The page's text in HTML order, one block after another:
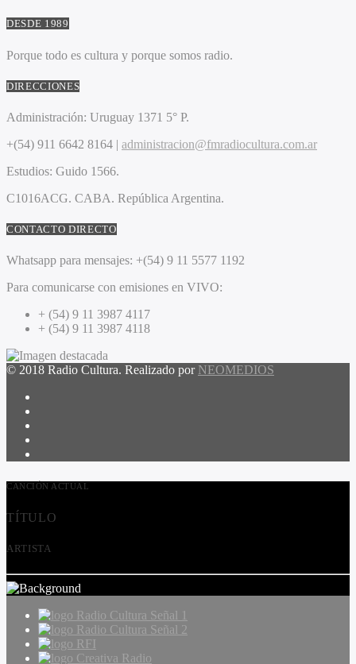
DESDE 1989
Porque todo es cultura y porque somos radio.
DIRECCIONES
Administración: Uruguay 1371 5° P.
+(54) 911 6642 8164 | administracion@fmradiocultura.com.ar
Estudios: Guido 1566.
C1016ACG. CABA. República Argentina.
CONTACTO DIRECTO
Whatsapp para mensajes: +(54) 9 11 5577 1192
Para comunicarse con emisiones en VIVO:
+ (54) 9 11 3987 4117
+ (54) 9 11 3987 4118
© 2018 Radio Cultura. Realizado por NEOMEDIOS
CANCIÓN ACTUAL
TÍTULO
ARTISTA
Radio Cultura Señal 1
Radio Cultura Señal 2
RFI
Creativa Radio